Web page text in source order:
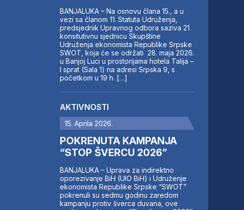
BANJALUKA – Na osnovu člana 15., a u
vezi sa članom 11. Statuta Udruženja,
predsjednik Upravnog odbora saziva 21.
konsitutivnu sjednicu Skupštine
Udruženja ekonomista Republike Srpske
SWOT, koja će se održati 28. maja 2026.
u Banjoj Luci u prostorijama hotela Talija –
I sprat (Sala 1) na adresi Srpska 9, s
početkom u 19 h. […]
AKTIVNOSTI
15. Aprila 2026.
POKRENUTA KAMPANJA
“STOP ŠVERCU 2026”
BANJALUKA – Uprava za indirektno
oporezivanje BiH (UIO BiH) i Udruženje
ekonomista Republike Srpske “SWOT”
pokrenuli su sedmu godinu zaredom
kampanju protiv šverca duvana, ove